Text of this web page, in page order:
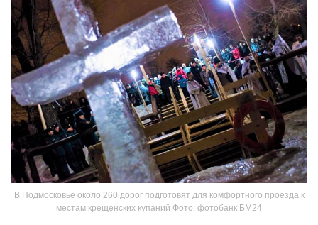
В Подмосковье около 260 дорог подготовят для комфортного проезда к
местам крещенских купаний Фото: фотобанк БМ24